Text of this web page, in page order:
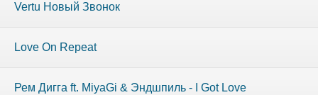
Vertu Новый Звонок
Love On Repeat
Рем Дигга ft. MiyaGi & Эндшпиль - I Got Love